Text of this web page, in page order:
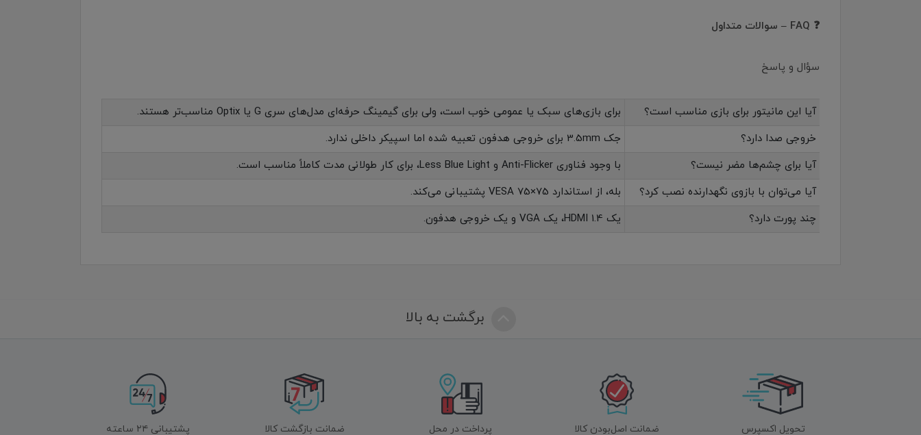
❓ FAQ – سوالات متداول
سؤال و پاسخ
آیا این مانیتور برای بازی مناسب است؟
برای بازی‌های سبک یا عمومی خوب است، ولی برای گیمینگ حرفه‌ای مدل‌های سری G یا Optix مناسب‌تر هستند.
خروجی صدا دارد؟
جک 3.5mm برای خروجی هدفون تعبیه شده اما اسپیکر داخلی ندارد.
آیا برای چشم‌ها مضر نیست؟
با وجود فناوری Anti-Flicker و Less Blue Light، برای کار طولانی مدت کاملاً مناسب است.
آیا می‌توان با بازوی نگهدارنده نصب کرد؟
بله، از استاندارد VESA 75×75 پشتیبانی می‌کند.
چند پورت دارد؟
یک HDMI 1.4، یک VGA و یک خروجی هدفون.
برگشت به بالا
تحویل اکسپرس ضمانت اصل‌بودن کالا پرداخت در محل ضمانت بازگشت کالا پشتیبانی ۲۴ ساعته